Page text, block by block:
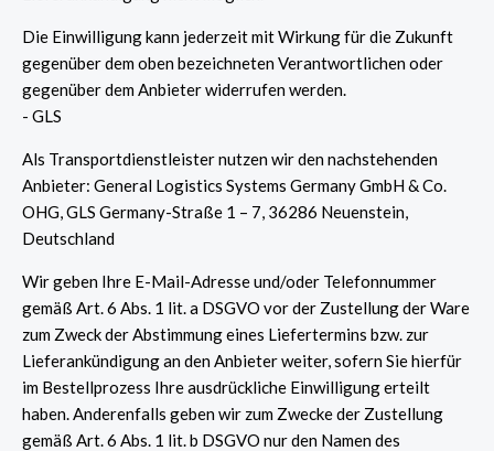
Die Einwilligung kann jederzeit mit Wirkung für die Zukunft
gegenüber dem oben bezeichneten Verantwortlichen oder
gegenüber dem Anbieter widerrufen werden.
- GLS
Als Transportdienstleister nutzen wir den nachstehenden
Anbieter: General Logistics Systems Germany GmbH & Co.
OHG, GLS Germany-Straße 1 – 7, 36286 Neuenstein,
Deutschland
Wir geben Ihre E-Mail-Adresse und/oder Telefonnummer
gemäß Art. 6 Abs. 1 lit. a DSGVO vor der Zustellung der Ware
zum Zweck der Abstimmung eines Liefertermins bzw. zur
Lieferankündigung an den Anbieter weiter, sofern Sie hierfür
im Bestellprozess Ihre ausdrückliche Einwilligung erteilt
haben. Anderenfalls geben wir zum Zwecke der Zustellung
gemäß Art. 6 Abs. 1 lit. b DSGVO nur den Namen des